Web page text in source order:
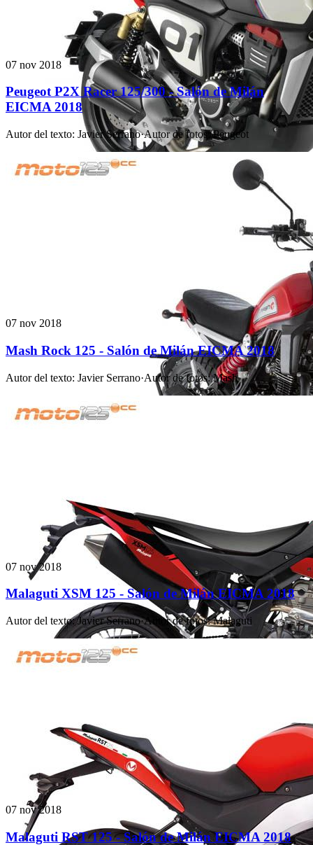
07 nov 2018
Peugeot P2X Racer 125/300 - Salón de Milán
EICMA 2018
Autor del texto: Javier Serrano·Autor de fotos: Peugeot
07 nov 2018
Mash Rock 125 - Salón de Milán EICMA 2018
Autor del texto: Javier Serrano·Autor de fotos: Mash
07 nov 2018
Malaguti XSM 125 - Salón de Milán EICMA 2018
Autor del texto: Javier Serrano·Autor de fotos: Malaguti
07 nov 2018
Malaguti RST 125 - Salón de Milán EICMA 2018